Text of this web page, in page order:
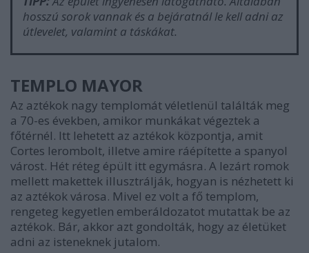
hosszú sorok vannak és a bejáratnál le kell adni az
útlevelet, valamint a táskákat.
TEMPLO MAYOR
Az aztékok nagy templomát véletlenül találták meg
a 70-es években, amikor munkákat végeztek a
főtérnél. Itt lehetett az aztékok központja, amit
Cortes lerombolt, illetve amire ráépítette a spanyol
várost. Hét réteg épült itt egymásra. A lezárt romok
mellett makettek illusztrálják, hogyan is nézhetett ki
az aztékok városa. Mivel ez volt a fő templom,
rengeteg kegyetlen emberáldozatot mutattak be az
aztékok. Bár, akkor azt gondolták, hogy az életüket
adni az isteneknek jutalom.